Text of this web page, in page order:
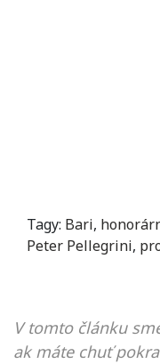
Tagy: Bari,
Peter Pellegrini,
V tomto článku
ak máte chuť